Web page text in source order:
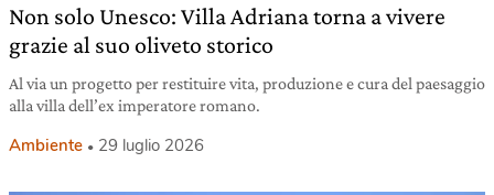
Non solo Unesco: Villa Adriana torna a vivere
grazie al suo oliveto storico
Al via un progetto per restituire vita, produzione e cura del paesaggio
alla villa dell’ex imperatore romano.
Ambiente 29 luglio 2026